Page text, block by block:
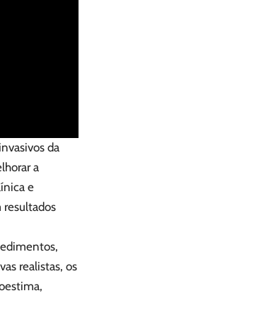
da
a
e
resultados
realistas, os